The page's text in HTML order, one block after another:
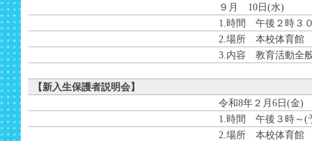
９月 10日(水)
1.時間 午後２時３
2.場所 本校体育館
3.内容 教育活動全
【新入生保護者説明会】
令和8年２月6日(金)
1.時間 午後３時～(
2.場所 本校体育館